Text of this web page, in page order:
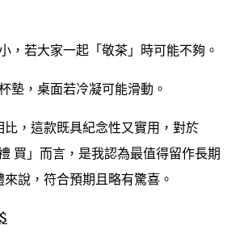
，若大家一起「敬茶」時可能不夠。
墊，桌面若冷凝可能滑動。
，這款既具紀念性又實用，對於
買」而言，是我認為最值得留作長期
說，符合預期且略有驚喜。